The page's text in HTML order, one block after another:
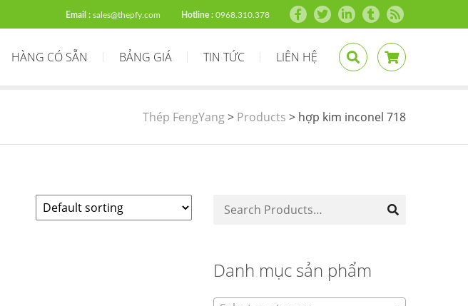
Email : sales@thepfy.com Hotline : 0968.310.378
HÀNG CÓ SẴN BẢNG GIÁ TIN TỨC LIÊN HỆ
Thép FengYang> Products > hợp kim inconel 718
Danh mục sản phẩm